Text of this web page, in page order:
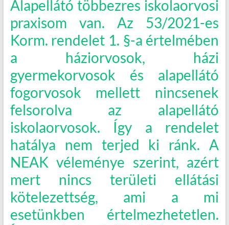
Alapellátó többezres iskolaorvosi
praxisom van. Az 53/2021-es
Korm. rendelet 1. §-a értelmében
a háziorvosok, házi
gyermekorvosok és alapellátó
fogorvosok mellett nincsenek
felsorolva az alapellátó
iskolaorvosok. Így a rendelet
hatálya nem terjed ki ránk. A
NEAK véleménye szerint, azért
mert nincs területi ellátási
kötelezettség, ami a mi
esetünkben értelmezhetetlen.